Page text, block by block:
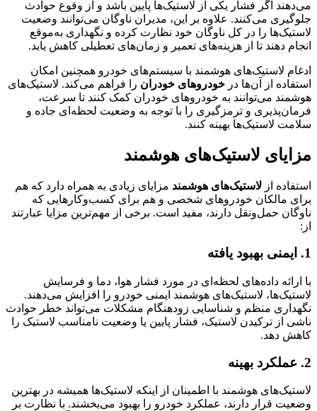
می‌دهند اگر فشار یکی از لاستیک‌ها پایین باشد و از وقوع حوادث
جلوگیری می‌کنند. علاوه بر این، مدیران ناوگان می‌توانند وضعیت
لاستیک‌ها را در کل ناوگان خود نظارت کرده و نگهداری به‌موقع
انجام دهند تا از هزینه‌های تعمیر و زمان‌های تعطیلی کاهش یابد.
ادغام لاستیک‌های هوشمند با سیستم‌های خودرو همچنین امکان
استفاده از آن‌ها در خودروهای خودران را فراهم می‌کند. لاستیک‌های
هوشمند می‌توانند به خودروهای خودران کمک کنند تا سرعت،
فرمان‌پذیری و ترمزگیری را با توجه به وضعیت لحظه‌ای جاده و
سلامت لاستیک‌ها بهینه کنند.
مزایای لاستیک‌های هوشمند
استفاده از لاستیک‌های هوشمند مزایای زیادی به همراه دارد که هم
برای مالکان خودروهای شخصی و هم برای کسب‌وکارهایی که
ناوگان حمل‌ونقل دارند، مفید است. برخی از مهم‌ترین مزایا عبارتند
از:
1. ایمنی بهبود یافته
با ارائه داده‌های لحظه‌ای در مورد فشار هوا، دما و فرسایش
لاستیک‌ها، لاستیک‌های هوشمند ایمنی خودرو را افزایش می‌دهند.
نگهداری منظم و شناسایی زودهنگام مشکلات می‌تواند خطر حوادث
ناشی از ترکیدن لاستیک، فشار پایین یا وضعیت نامناسب لاستیک را
کاهش دهد.
2. عملکرد بهینه
لاستیک‌های هوشمند با اطمینان از اینکه لاستیک‌ها همیشه در بهترین
وضعیت قرار دارند، عملکرد خودرو را بهبود می‌بخشند. با نظارت بر